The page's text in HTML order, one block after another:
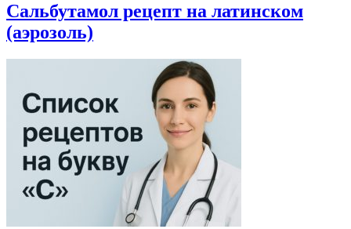
Cальбутамол рецепт на латинском
(аэрозоль)